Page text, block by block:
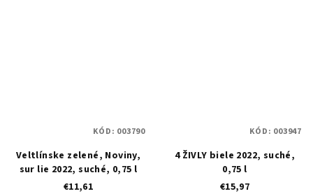
Veltlínske zelené, Noviny,
sur lie 2022, suché, 0,75 l
€11,61
KÓD: 003790
4 ŽIVLY biele 2022, suché,
0,75 l
€15,97
KÓD: 003947